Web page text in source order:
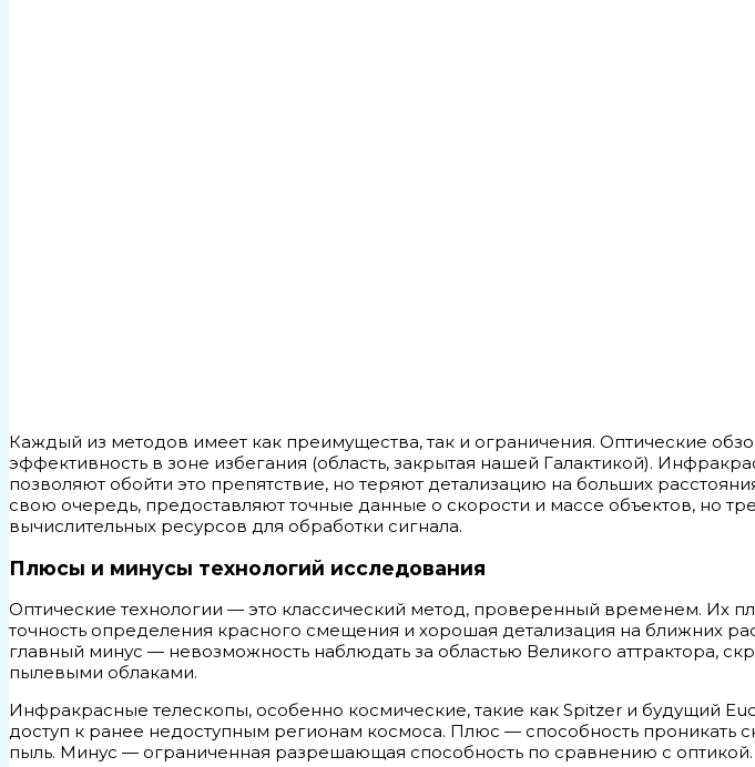
Каждый из методов имеет как преимущества, так и ограничения. Оптические
эффективность в зоне избегания (область, закрытая нашей Галактикой).
позволяют обойти это препятствие, но теряют детализацию на больших
свою очередь, предоставляют точные данные о скорости и массе объектов, но
вычислительных ресурсов для обработки сигнала.
Плюсы и минусы технологий исследования
Оптические технологии — это классический метод, проверенный временем. Их
точность определения красного смещения и хорошая детализация на ближних
главный минус — невозможность наблюдать за областью Великого аттрактора,
пылевыми облаками.
Инфракрасные телескопы, особенно космические, такие как Spitzer и будущий
доступ к ранее недоступным регионам космоса. Плюс — способность проникать
пыль. Минус — ограниченная разрешающая способность по сравнению с оптикой.